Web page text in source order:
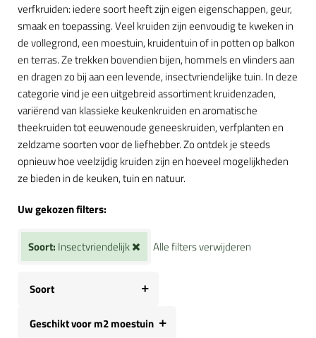
verfkruiden: iedere soort heeft zijn eigen eigenschappen, geur,
smaak en toepassing. Veel kruiden zijn eenvoudig te kweken in
de vollegrond, een moestuin, kruidentuin of in potten op balkon
en terras. Ze trekken bovendien bijen, hommels en vlinders aan
en dragen zo bij aan een levende, insectvriendelijke tuin. In deze
categorie vind je een uitgebreid assortiment kruidenzaden,
variërend van klassieke keukenkruiden en aromatische
theekruiden tot eeuwenoude geneeskruiden, verfplanten en
zeldzame soorten voor de liefhebber. Zo ontdek je steeds
opnieuw hoe veelzijdig kruiden zijn en hoeveel mogelijkheden
ze bieden in de keuken, tuin en natuur.
Uw gekozen filters:
Soort: Insectvriendelijk Alle filters verwijderen
Soort
Geschikt voor m2 moestuin